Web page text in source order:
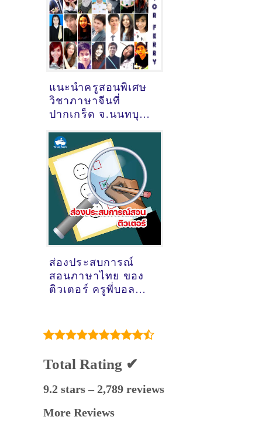
แนะนำครูสอนพิเศษ
วิชาภาษาจีนที่
ปากเกร็ด จ.นนทบุรี
10:38:10]
ส่องประสบการณ์
สอนภาษาไทย ของ
ติวเตอร์ ครูพี่บอล
ติวานนท์ ปากเกร็ด
Total Rating ✔
9.2 stars – 2,789 reviews
More Reviews